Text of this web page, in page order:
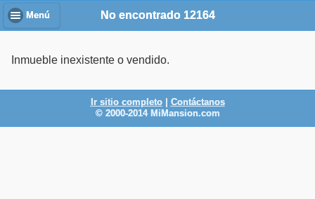
Menú No encontrado 12164
Inmueble inexistente o vendido.
Ir sitio completo| Contáctanos
© 2000-2014 MiMansion.com